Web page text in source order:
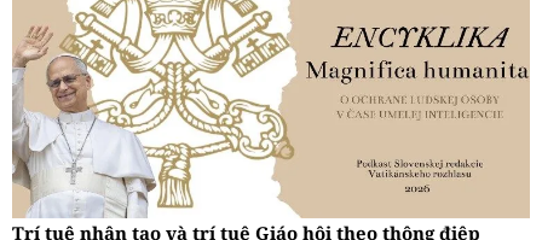
Trí tuệ nhân tạo và trí tuệ Giáo hội theo thông điệp